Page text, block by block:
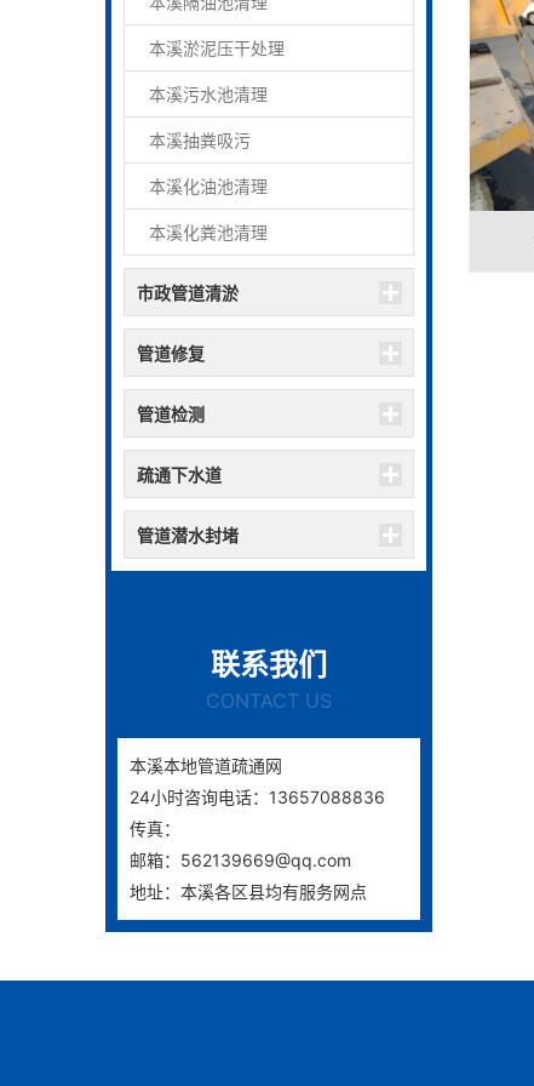
本溪淤泥压干处理
本溪污水池清理
本溪抽粪吸污
本溪化油池清理
本溪化粪池清理
市政管道清淤
管道修复
管道检测
疏通下水道
管道潜水封堵
联系我们
CONTACT US
本溪本地管道疏通网
24小时咨询电话：13657088836
传真：
邮箱：562139669@qq.com
地址：本溪各区县均有服务网点